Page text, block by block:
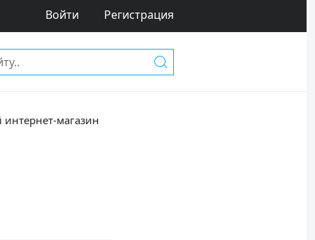
Войти Регистрация
магазин